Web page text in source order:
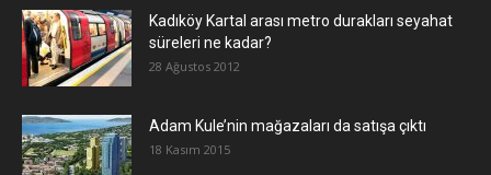
Kadıköy Kartal arası metro durakları seyahat
süreleri ne kadar?
28 Ağustos 2012
Adam Kule’nin mağazaları da satışa çıktı
18 Kasım 2015